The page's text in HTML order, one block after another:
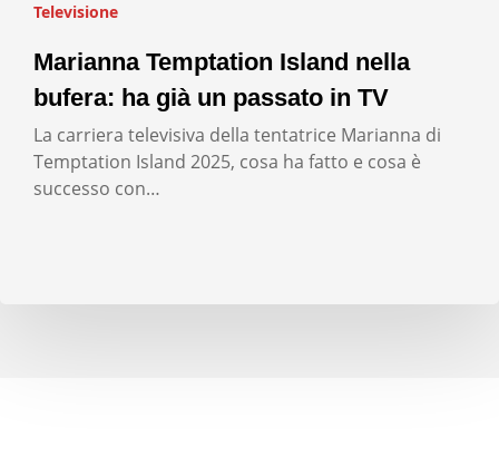
Televisione
Marianna Temptation Island nella
bufera: ha già un passato in TV
La carriera televisiva della tentatrice Marianna di
Temptation Island 2025, cosa ha fatto e cosa è
successo con…